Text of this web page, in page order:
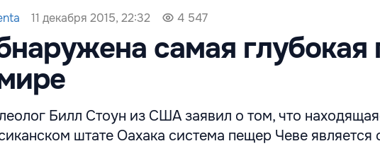
11 декабря 2015, 22:32 4 547
самая глубокая
Билл Стоун из США заявил о том, что
штате Оахака система пещер Чеве является